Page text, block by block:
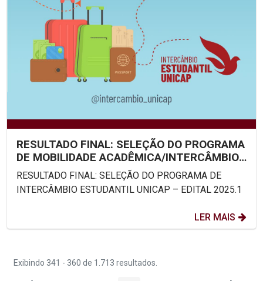
RESULTADO FINAL: SELEÇÃO DO PROGRAMA
DE MOBILIDADE ACADÊMICA/INTERCÂMBIO
ESTUDANTIL UNICAP –...
RESULTADO FINAL: SELEÇÃO DO PROGRAMA DE
INTERCÂMBIO ESTUDANTIL UNICAP – EDITAL 2025.1
LER MAIS
Exibindo 341 - 360 de 1.713 resultados.